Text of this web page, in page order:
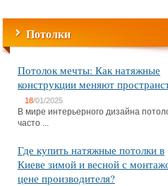
Потолки
Потолок мечты: Как натяжные
конструкции меняют
18/01/2025
В мире интерьерного дизайна
часто ...
Где купить натяжные потолки в
Киеве зимой и весной с
цене производителя?